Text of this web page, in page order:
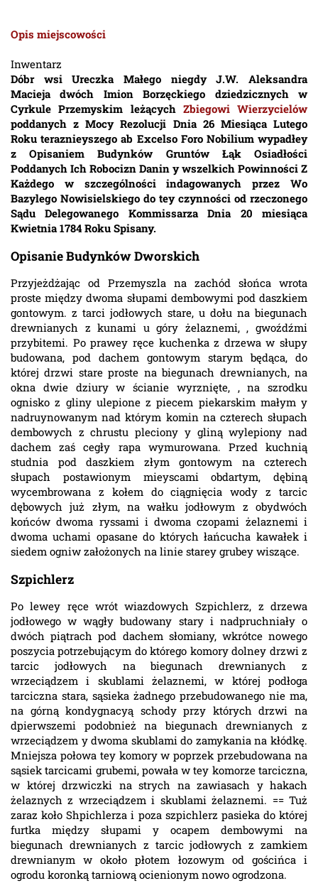
Opis miejscowości
Inwentarz
Dóbr wsi Ureczka Małego niegdy J.W. Aleksandra
Macieja dwóch Imion Borzęckiego dziedzicznych w
Cyrkule Przemyskim leżących Zbiegowi Wierzycielów
poddanych z Mocy Rezolucji Dnia 26 Miesiąca Lutego
Roku teraznieyszego ab Excelso Foro Nobilium wypadłey
z Opisaniem Budynków Gruntów Łąk Osiadłości
Poddanych Ich Robocizn Danin y wszelkich Powinności Z
Każdego w szczególności indagowanych przez Wo
Bazylego Nowisielskiego do tey czynności od rzeczonego
Sądu Delegowanego Kommissarza Dnia 20 miesiąca
Kwietnia 1784 Roku Spisany.
Opisanie Budynków Dworskich
Przyjeżdżając od Przemyszla na zachód słońca wrota
proste między dwoma słupami dembowymi pod daszkiem
gontowym. z tarci jodłowych stare, u dołu na biegunach
drewnianych z kunami u góry żelaznemi, , gwoźdźmi
przybitemi. Po prawey ręce kuchenka z drzewa w słupy
budowana, pod dachem gontowym starym będąca, do
której drzwi stare proste na biegunach drewnianych, na
okna dwie dziury w ścianie wyrznięte, , na szrodku
ognisko z gliny ulepione z piecem piekarskim małym y
nadruynowanym nad którym komin na czterech słupach
dembowych z chrustu pleciony y gliną wylepiony nad
dachem zaś cegły rapa wymurowana. Przed kuchnią
studnia pod daszkiem złym gontowym na czterech
słupach postawionym mieyscami obdartym, dębiną
wycembrowana z kołem do ciągnięcia wody z tarcic
dębowych już złym, na wałku jodłowym z obydwóch
końców dwoma ryssami i dwoma czopami żelaznemi i
dwoma uchami opasane do których łańcucha kawałek i
siedem ogniw założonych na linie starey grubey wiszące.
Szpichlerz
Po lewey ręce wrót wiazdowych Szpichlerz, z drzewa
jodłowego w wągły budowany stary i nadpruchniały o
dwóch piątrach pod dachem słomiany, wkrótce nowego
poszycia potrzebującym do którego komory dolney drzwi z
tarcic jodłowych na biegunach drewnianych z
wrzeciądzem i skublami żelaznemi, w której podłoga
tarciczna stara, sąsieka żadnego przebudowanego nie ma,
na górną kondygnacyą schody przy których drzwi na
dpierwszemi podobnież na biegunach drewnianych z
wrzeciądzem y dwoma skublami do zamykania na kłódkę.
Mniejsza połowa tey komory w poprzek przebudowana na
sąsiek tarcicami grubemi, powała w tey komorze tarciczna,
w której drzwiczki na strych na zawiasach y hakach
żelaznych z wrzeciądzem i skublami żelaznemi. == Tuż
zaraz koło Shpichlerza i poza szpichlerz pasieka do której
furtka między słupami y ocapem dembowymi na
biegunach drewnianych z tarcic jodłowych z zamkiem
drewnianym w około płotem łozowym od gościńca i
ogrodu koronką tarniową ocienionym nowo ogrodzona.